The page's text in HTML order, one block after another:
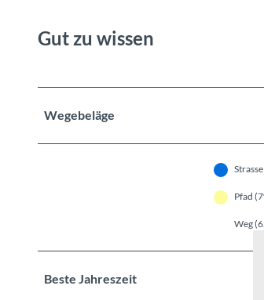
Gut zu wissen
Wegebeläge
Pfad
Weg
Beste Jahreszeit